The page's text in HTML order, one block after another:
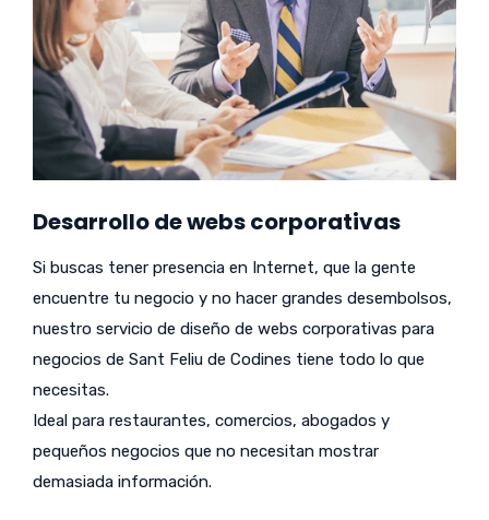
Desarrollo de webs corporativas
Si buscas tener presencia en Internet, que la gente
encuentre tu negocio y no hacer grandes desembolsos,
nuestro servicio de diseño de webs corporativas para
negocios de Sant Feliu de Codines tiene todo lo que
necesitas.
Ideal para restaurantes, comercios, abogados y
pequeños negocios que no necesitan mostrar
demasiada información.